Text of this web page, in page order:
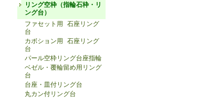
リング空枠（指輪石枠・リ
ング台）
ファセット用 石座リング
台
カボション用 石座リング
台
パール空枠リング台座指輪
ベゼル・覆輪留め用リング
台
台座・皿付リング台
丸カン付リング台